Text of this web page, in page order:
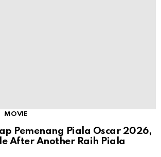
MOVIE
Pemenang Piala Oscar 2026,
After Another Raih Piala